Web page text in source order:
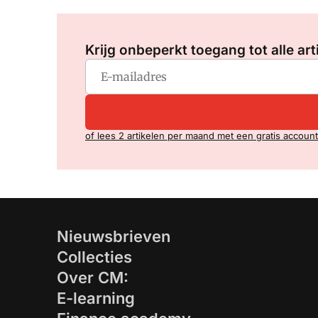
Krijg onbeperkt toegang tot alle
of lees 2 artikelen per maand met een gratis account
Nieuwsbrieven
Collecties
Over CM:
E-learning